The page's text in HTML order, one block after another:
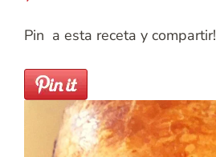
Pin a esta receta y compartir!